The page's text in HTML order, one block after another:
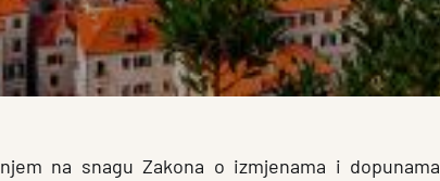
na snagu Zakona o izmjenama i dopunama